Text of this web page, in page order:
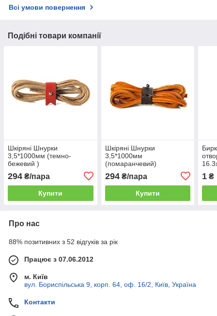
Всі умови повернення
Подібні товари компанії
Шкіряні Шнурки
3,5*1000мм (темно-
бежевий )
294 ₴/пара
Купити
Шкіряні Шнурки
3,5*1000мм
(помаранчевий)
294₴/пара
Купити
1 ₴
Про нас
88% позитивних з 52 відгуків за рік
Працює з 07.06.2012
м. Київ
вул. Бориспільська 9, корп. 64, оф. 16/2, Київ, Україна
Контакти